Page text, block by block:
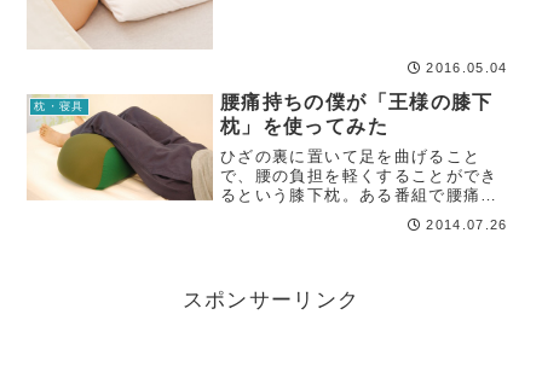
ワンパターンになってきますよね。
2016.05.04
枕・寝具
腰痛持ちの僕が「王様の膝下
枕」を使ってみた
ひざの裏に置いて足を曲げること
で、腰の負担を軽くすることができ
るという膝下枕。ある番組で腰痛に
確かに腰痛緩和の効果があったそう
2014.07.26
スポンサーリンク